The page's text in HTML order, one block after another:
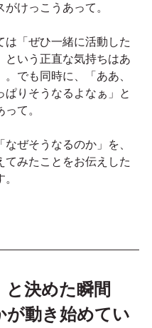
がけっこうあって。
は「ぜひ一緒に活動した
という正直な気持ちはあ
。でも同時に、「ああ、
ぱりそうなるよなぁ」と
て。
ぜそうなるのか」を、
てみたことをお伝えした
と決めた瞬間
が動き始めてい